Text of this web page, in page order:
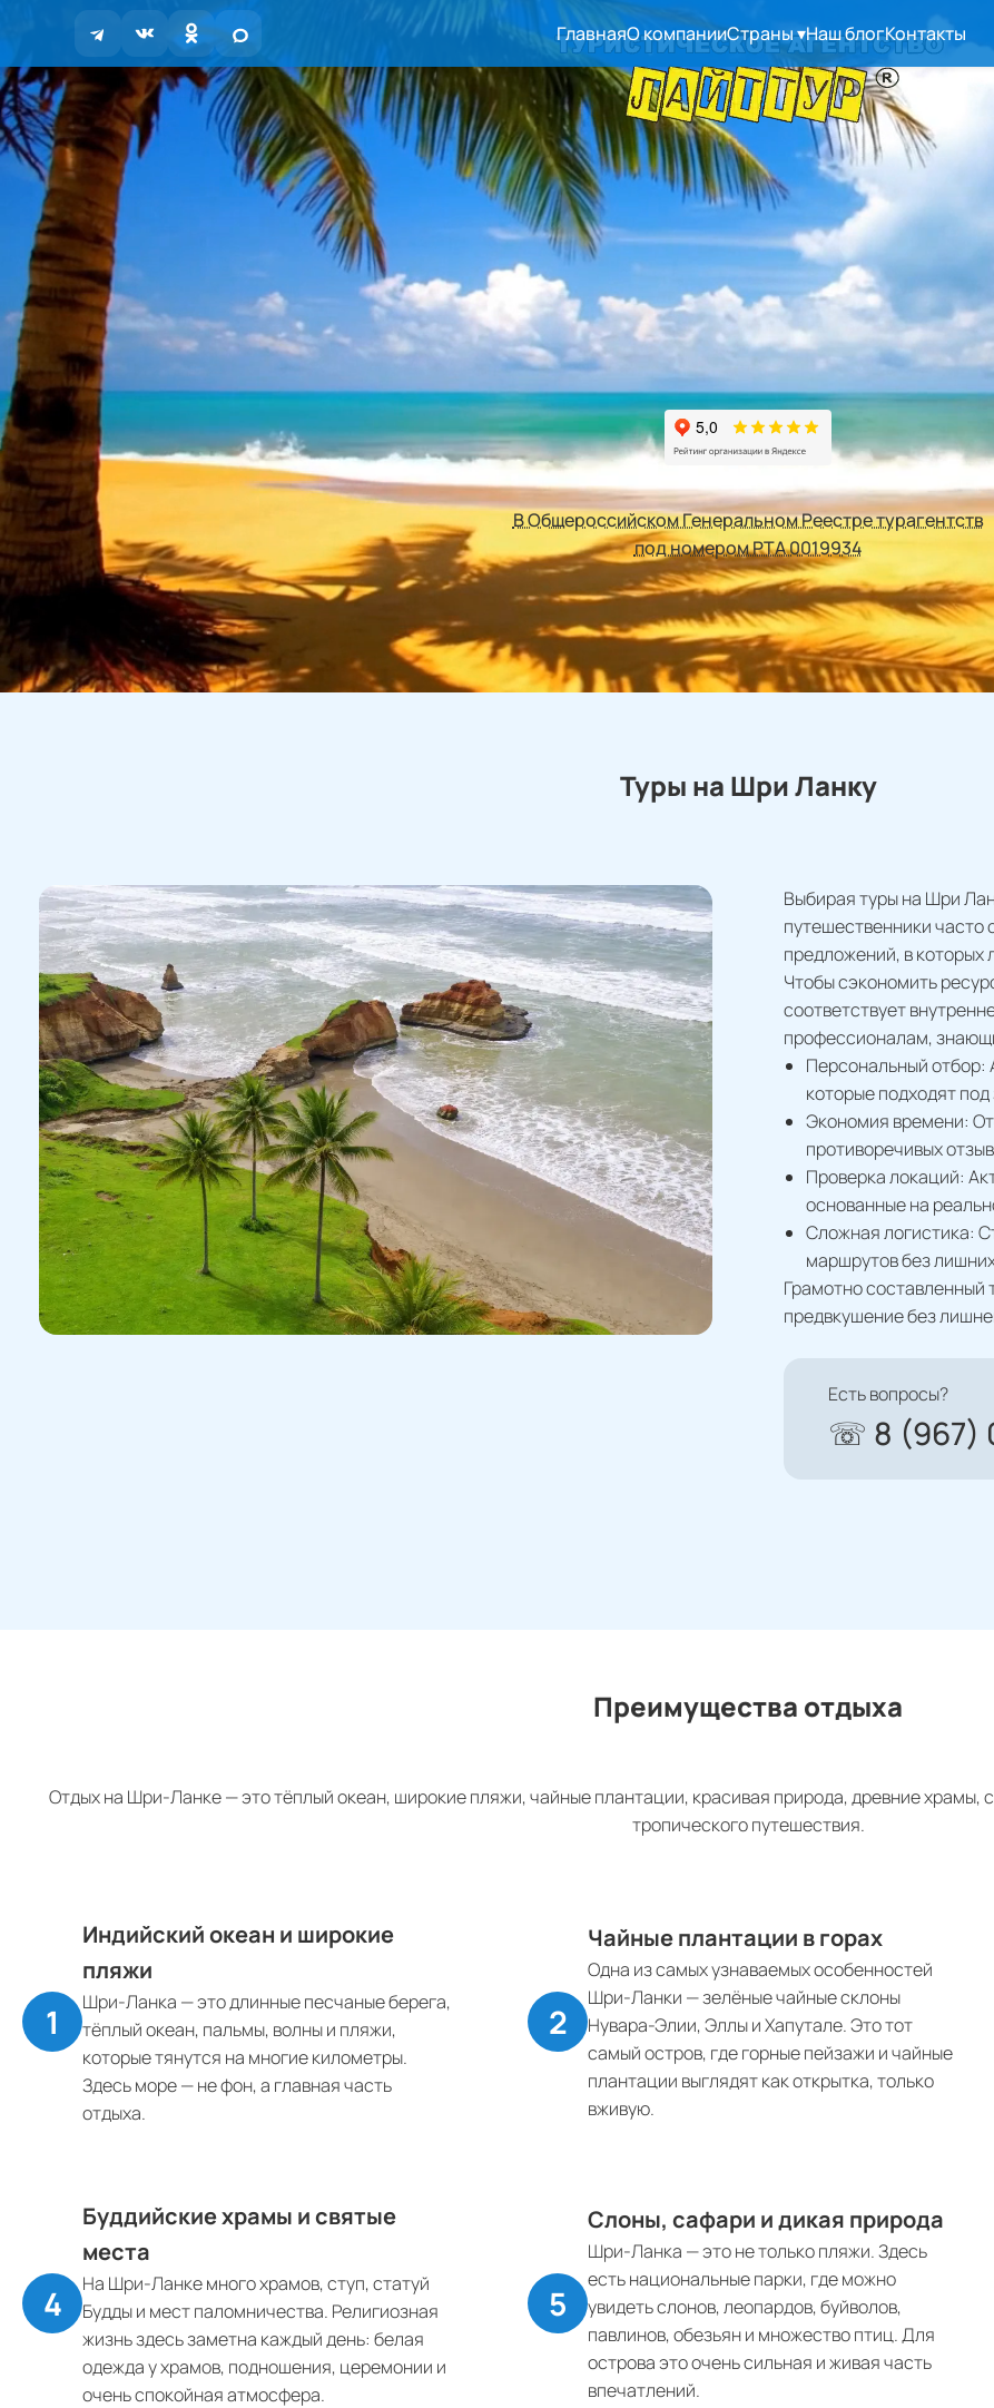
ГлавнаяО компанииСтраны▾Наш блогКонтакты
В Общероссийском Генеральном Реестре турагентств
под номером РТА 0019934
Туры на Шри Ланку
Выбирая туры на Шри
путешественники часто
предложений, в которых
Чтобы сэкономить
соответствует
профессионалам,
Персональный отбор:
которые подходят
Экономия времени:
противоречивых
Проверка локаций:
основанные на
Сложная логистика:
маршрутов без
Грамотно составленный
предвкушение без
Есть вопросы?
☏ 8 (967)
Преимущества отдыха
Отдых на Шри-Ланке — это тёплый океан, широкие пляжи, чайные плантации, красивая природа, древние храмы,
тропического путешествия.
Индийский океан и широкие
пляжи
Шри-Ланка — это длинные песчаные берега,
тёплый океан, пальмы, волны и пляжи,
которые тянутся на многие километры.
Здесь море — не фон, а главная часть
отдыха.
Чайные плантации в горах
Одна из самых узнаваемых особенностей
Шри-Ланки — зелёные чайные склоны
Нувара-Элии, Эллы и Хапутале. Это тот
самый остров, где горные пейзажи и чайные
плантации выглядят как открытка, только
вживую.
Буддийские храмы и святые
места
На Шри-Ланке много храмов, ступ, статуй
Будды и мест паломничества. Религиозная
жизнь здесь заметна каждый день: белая
одежда у храмов, подношения, церемонии и
очень спокойная атмосфера.
Слоны, сафари и дикая природа
Шри-Ланка — это не только пляжи. Здесь
есть национальные парки, где можно
увидеть слонов, леопардов, буйволов,
павлинов, обезьян и множество птиц. Для
острова это очень сильная и живая часть
впечатлений.